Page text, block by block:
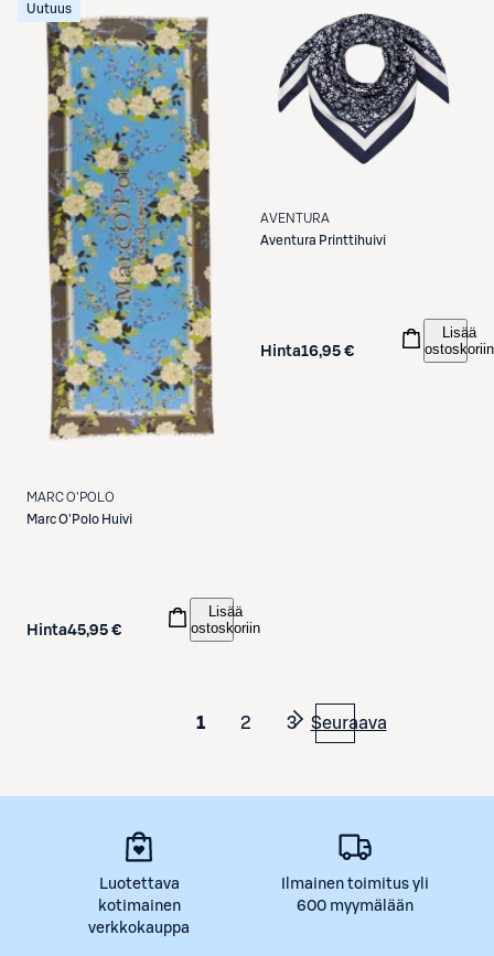
Uutuus
MARC O'POLO
Marc O'Polo Huivi
Hinta45,95 €
Lisää
ostoskoriin
AVENTURA
Aventura Printtihuivi
Hinta16,95 €
Lisää
ostoskoriin
1 2 3 Seuraava
Luotettava
kotimainen
verkkokauppa
Ilmainen toimitus yli
600 myymälään